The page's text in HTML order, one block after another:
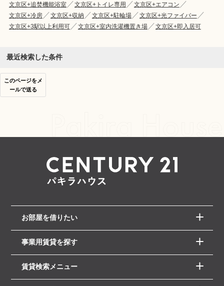
文京区+追焚機能浴室
文京区+トイレ専用
文京区+エアコン
文京区+冷房
文京区+収納 文京区+駐輪場
文京区+光ファイバー
文京区+3駅以上利用可
文京区+室内洗濯機置き場 文京区+即入居可
最近検索した条件
このページをメ
ールで送る
お部屋を借りたい
事業用賃貸を探す
賃貸検索メニュー